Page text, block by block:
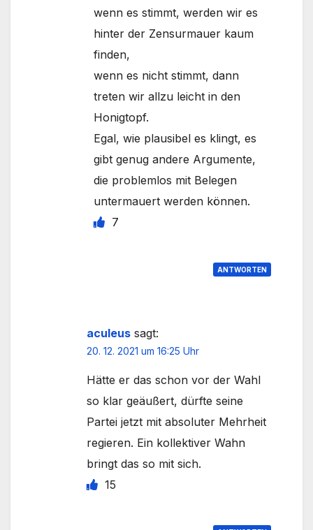
wenn es stimmt, werden wir es
hinter der Zensurmauer kaum
finden,
wenn es nicht stimmt, dann
treten wir allzu leicht in den
Honigtopf.
Egal, wie plausibel es klingt, es
gibt genug andere Argumente,
die problemlos mit Belegen
untermauert werden können.
7
ANTWORTEN
aculeus sagt:
20. 12. 2021 um 16:25 Uhr
Hätte er das schon vor der Wahl
so klar geäußert, dürfte seine
Partei jetzt mit absoluter Mehrheit
regieren. Ein kollektiver Wahn
bringt das so mit sich.
15